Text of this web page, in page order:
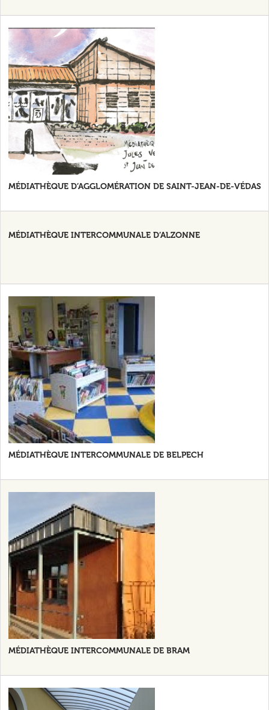
MÉDIATHÈQUE D’AGGLOMÉRATION DE SAINT-JEAN-DE-VÉDAS
MÉDIATHÈQUE INTERCOMMUNALE D’ALZONNE
MÉDIATHÈQUE INTERCOMMUNALE DE BELPECH
MÉDIATHÈQUE INTERCOMMUNALE DE BRAM